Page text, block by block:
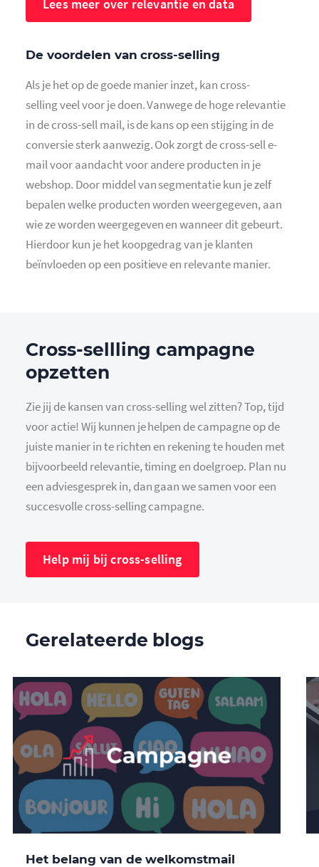
Lees meer over relevantie en data
De voordelen van cross-selling
Als je het op de goede manier inzet, kan cross-
selling veel voor je doen. Vanwege de hoge relevantie
in de cross-sell mail, is de kans op een stijging in de
conversie sterk aanwezig. Ook zorgt de cross-sell e-
mail voor aandacht voor andere producten in je
webshop. Door middel van segmentatie kun je zelf
bepalen welke producten worden weergegeven, aan
wie ze worden weergegeven en wanneer dit gebeurt.
Hierdoor kun je het koopgedrag van je klanten
beïnvloeden op een positieve en relevante manier.
Cross-sellling campagne
opzetten
Zie jij de kansen van cross-selling wel zitten? Top, tijd
voor actie! Wij kunnen je helpen de campagne op de
juiste manier in te richten en rekening te houden met
bijvoorbeeld relevantie, timing en doelgroep. Plan nu
een adviesgesprek in, dan gaan we samen voor een
succesvolle cross-selling campagne.
Help mij bij cross-selling
Gerelateerde blogs
Het belang van de welkomstmail